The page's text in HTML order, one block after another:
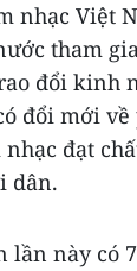
nhạc Việt
tham
đổi kinh
đổi mới
nhạc đạt
dân.
lần này có